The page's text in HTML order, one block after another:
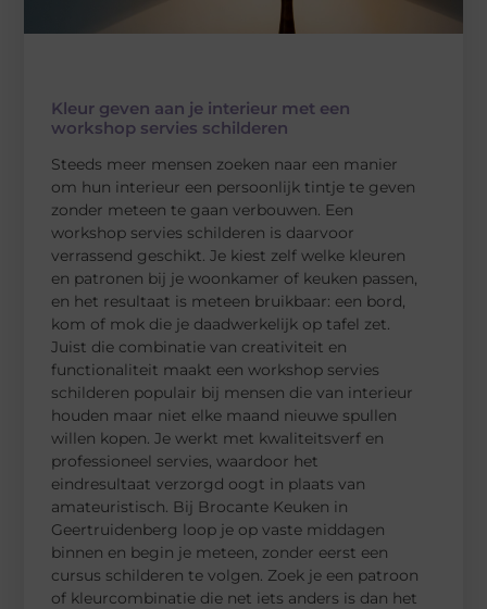
Kleur geven aan je interieur met een
workshop servies schilderen
Steeds meer mensen zoeken naar een manier
om hun interieur een persoonlijk tintje te geven
zonder meteen te gaan verbouwen. Een
workshop servies schilderen is daarvoor
verrassend geschikt. Je kiest zelf welke kleuren
en patronen bij je woonkamer of keuken passen,
en het resultaat is meteen bruikbaar: een bord,
kom of mok die je daadwerkelijk op tafel zet.
Juist die combinatie van creativiteit en
functionaliteit maakt een workshop servies
schilderen populair bij mensen die van interieur
houden maar niet elke maand nieuwe spullen
willen kopen. Je werkt met kwaliteitsverf en
professioneel servies, waardoor het
eindresultaat verzorgd oogt in plaats van
amateuristisch. Bij Brocante Keuken in
Geertruidenberg loop je op vaste middagen
binnen en begin je meteen, zonder eerst een
cursus schilderen te volgen. Zoek je een patroon
of kleurcombinatie die net iets anders is dan het